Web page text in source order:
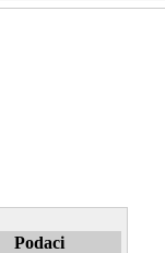
Podaci